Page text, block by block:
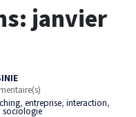
janvier
, entreprise, interaction,
sociologie